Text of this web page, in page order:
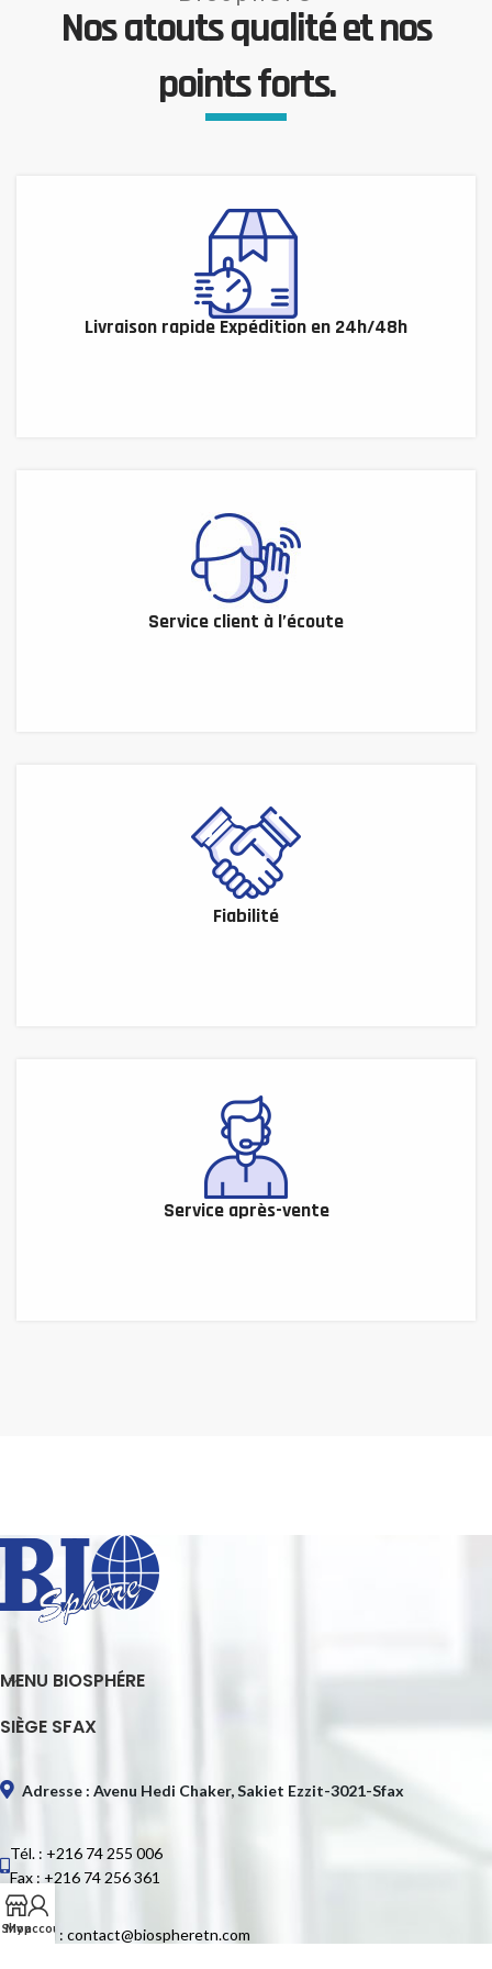
Nos atouts qualité et nos
points forts.
Livraison rapide Expédition en 24h/48h
Service client à l’écoute
Fiabilité
Service après-vente
MENU BIOSPHÉRE
SIÈGE SFAX
Adresse : Avenu Hedi Chaker, Sakiet Ezzit-3021-Sfax
Tél. : +216 74 255 006
Fax : +216 74 256 361
E-mail : contact@biospheretn.com
Shop
My account